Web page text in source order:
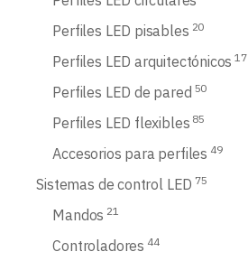
Perfiles LED pisables 20
Perfiles LED arquitectónicos 17
Perfiles LED de pared 50
Perfiles LED flexibles 85
Accesorios para perfiles 49
Sistemas de control LED 75
Mandos 21
Controladores 44